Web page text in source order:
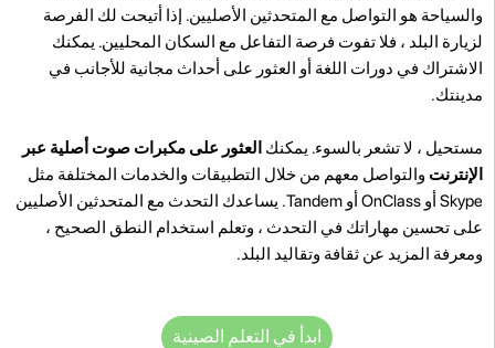
والسياحة هو التواصل مع المتحدثين الأصليين. إذا أتيحت لك الفرصة
لزيارة البلد ، فلا تفوت فرصة التفاعل مع السكان المحليين. يمكنك
الاشتراك في دورات اللغة أو العثور على أحداث مجانية للأجانب في
مدينتك.
مستحيل ، لا تشعر بالسوء. يمكنك العثور على مكبرات صوت أصلية عبر
الإنترنت والتواصل معهم من خلال التطبيقات والخدمات المختلفة مثل
Skype أو OnClass أو Tandem. يساعدك التحدث مع المتحدثين الأصليين
على تحسين مهاراتك في التحدث ، وتعلم استخدام النطق الصحيح ،
ومعرفة المزيد عن ثقافة وتقاليد البلد.
ابدأ في التعلم الصينية